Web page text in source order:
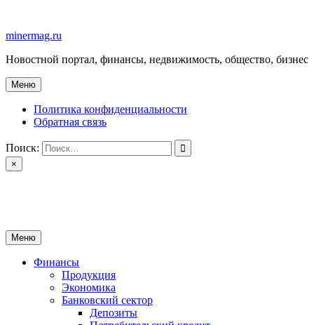
содержимому
minermag.ru
Новостной портал, финансы, недвижимость, общество, бизнес
Меню
Политика конфиденциальности
Обратная связь
Поиск:
×
Меню
Финансы
Продукция
Экономика
Банковский сектор
Депозиты